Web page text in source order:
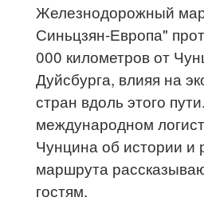
Железнодорожный
Синьцзян-Европа"
000 километров от
Дуйсбурга, влияя на
стран вдоль этого
международном
Чунцина об истории и
маршрута
гостям.